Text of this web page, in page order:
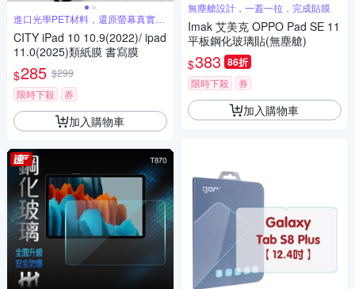
進口光學PET材料，還原螢幕真實色
彩
CITY iPad 10 10.9(2022)/ ipad
11.0(2025)類紙膜 書寫膜
$285 $299
限時下殺
券
加入購物車
無塵艙設計，一蓋一拉，完成貼膜
Imak 艾美克 OPPO Pad SE 11
平板鋼化玻璃貼(無塵艙)
$383 86折
限時下殺 券
加入購物車